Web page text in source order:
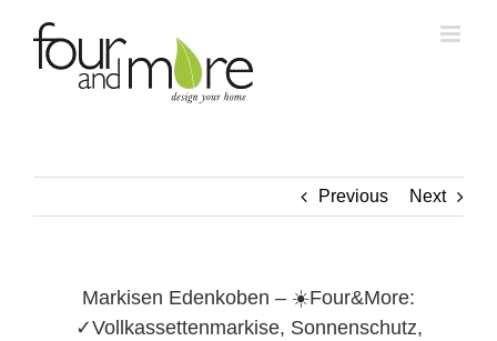
content
Previous Next
Markisen Edenkoben – ☀️Four&More:
✓Vollkassettenmarkise, Sonnenschutz,